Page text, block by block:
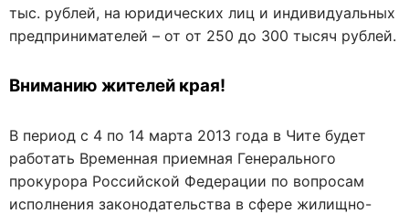
тыс. рублей, на юридических лиц и индивидуальных
предпринимателей – от от 250 до 300 тысяч рублей.
Вниманию жителей края!
В период с 4 по 14 марта 2013 года в Чите будет
работать Временная приемная Генерального
прокурора Российской Федерации по вопросам
исполнения законодательства в сфере жилищно-